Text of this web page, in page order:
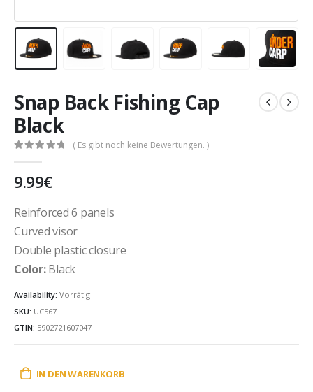
Snap Back Fishing Cap
Black
( Es gibt noch keine Bewertungen. )
9.99€
Reinforced 6 panels
Curved visor
Double plastic closure
Color:Black
Availability: Vorrätig
SKU: UC567
GTIN: 5902721607047
IN DEN WARENKORB